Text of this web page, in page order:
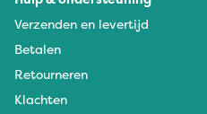
Verzenden en levertijd
Betalen
Retourneren
Klachten